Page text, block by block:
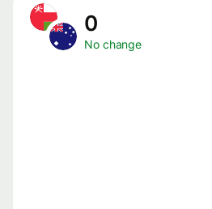
No change